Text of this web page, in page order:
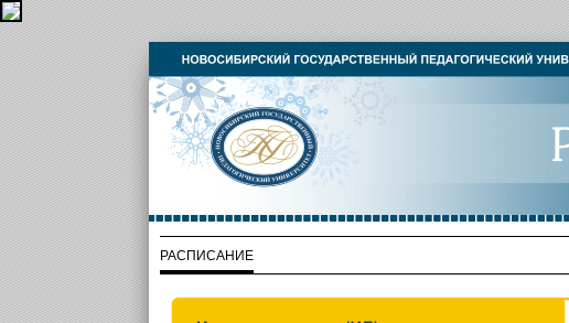
РАСПИСАНИЕ